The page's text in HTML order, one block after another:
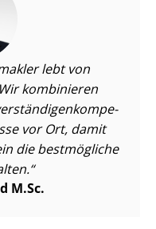
lebt von
kombinieren
vor Ort, damit
die bestmögliche
M.Sc.